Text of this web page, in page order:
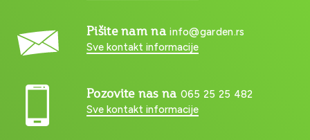
Pišite nam nainfo@garden.rs
Sve kontakt informacije
Pozovite nas na 065 25 25 482
Sve kontakt informacije